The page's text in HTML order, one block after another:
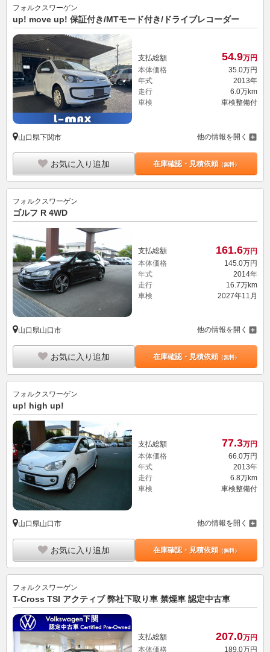
フォルクスワーゲン
up! move up! 保証付き/MTモード付き/ドライブレコーダー
支払総額 54.9万円
本体価格
35.0万円
年式
2013年
走行
6.0万km
車検
車検整備付
山口県下関市 他の情報を開く
お気に入り追加 在庫確認・見積依頼（無料）
フォルクスワーゲン
ゴルフ R 4WD
支払総額 161.6万円
本体価格
145. 0万円
年式
2014年
走行
16.7万km
車検
2027年11月
山口県山口市 他の情報を開く
お気に入り追加 在庫確認・見積依頼（無料）
フォルクスワーゲン
up! high up!
支払総額 77.3万円
本体価格
66.0万円
年式
2013年
走行
6.8万km
車検
車検整備付
山口県山口市 他の情報を開く
お気に入り追加 在庫確認・見積依頼（無料）
フォルクスワーゲン
T-Cross TSI アクティブ 弊社下取り車 禁煙車 認定中古車
支払総額 207.0万円
本体価格
189. 0万円